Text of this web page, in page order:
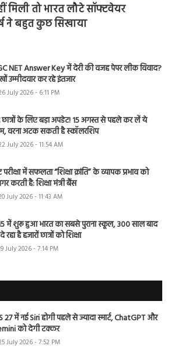
मिली तो भारत लौटे सॉफ्टवेयर
ने बहुत कुछ सिखाया
NET Answer Key में देरी की वजह पेपर लीक विवाद?
उम्मीदवार कर रहे इंतजार
July 2026 - 6:11 PM
छात्रों के लिए बड़ा अपडेट! 15 अगस्त से पहले कर लें ये
वरना अटक सकती है स्कॉलरशिप
July 2026 - 11:54 AM
परीक्षा में सफलता “शिक्षा क्रांति” के व्यापक प्रभाव को
करती है: शिक्षा मंत्री बैंस
July 2026 - 11:43 AM
में शुरू हुआ भारत का सबसे पुराना स्कूल, 300 साल बाद
रहा है हजारों छात्रों को शिक्षा
July 2026 - 7:14 PM
27 में नई Siri होगी पहले से ज्यादा स्मार्ट, ChatGPT और
को देगी टक्कर
July 2026 - 7:52 PM